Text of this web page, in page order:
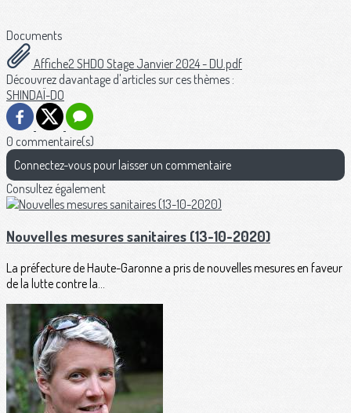
Documents
Affiche2 SHDO Stage Janvier 2024 - DU.pdf
Découvrez davantage d'articles sur ces thèmes :
SHINDAÏ-DO
0 commentaire(s)
Connectez-vous pour laisser un commentaire
Consultez également
Nouvelles mesures sanitaires (13-10-2020)
La préfecture de Haute-Garonne a pris de nouvelles mesures en faveur
de la lutte contre la...